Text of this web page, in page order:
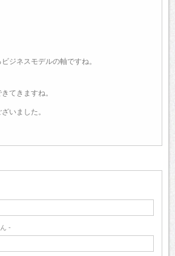
ジネスモデルの軸ですね。
てきますね。
いました。
-